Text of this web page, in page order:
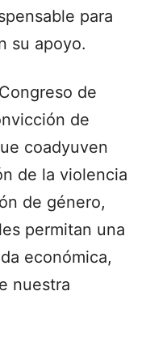
para
su apoyo.
de
de
coadyuven
de la violencia
de género,
permitan una
económica,
nuestra